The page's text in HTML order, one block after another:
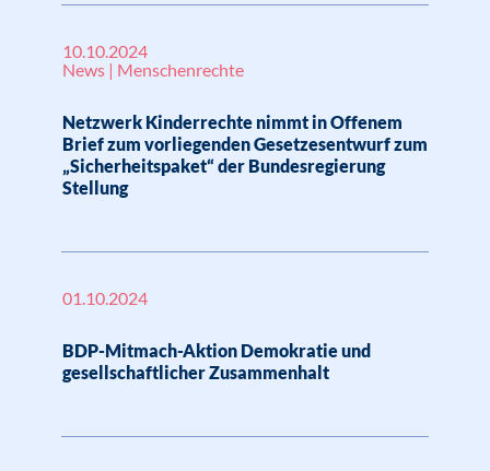
10.10.2024
News | Menschenrechte
Netzwerk Kinderrechte nimmt in Offenem
Brief zum vorliegenden Gesetzesentwurf zum
„Sicherheitspaket“ der Bundesregierung
Stellung
01.10.2024
BDP-Mitmach-Aktion Demokratie und
gesellschaftlicher Zusammenhalt